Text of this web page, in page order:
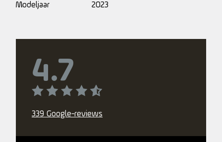
Modeljaar 2023
4.7
339 Google-reviews